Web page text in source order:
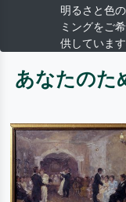
明るさと色
ミングをご
供していま
あなたのた